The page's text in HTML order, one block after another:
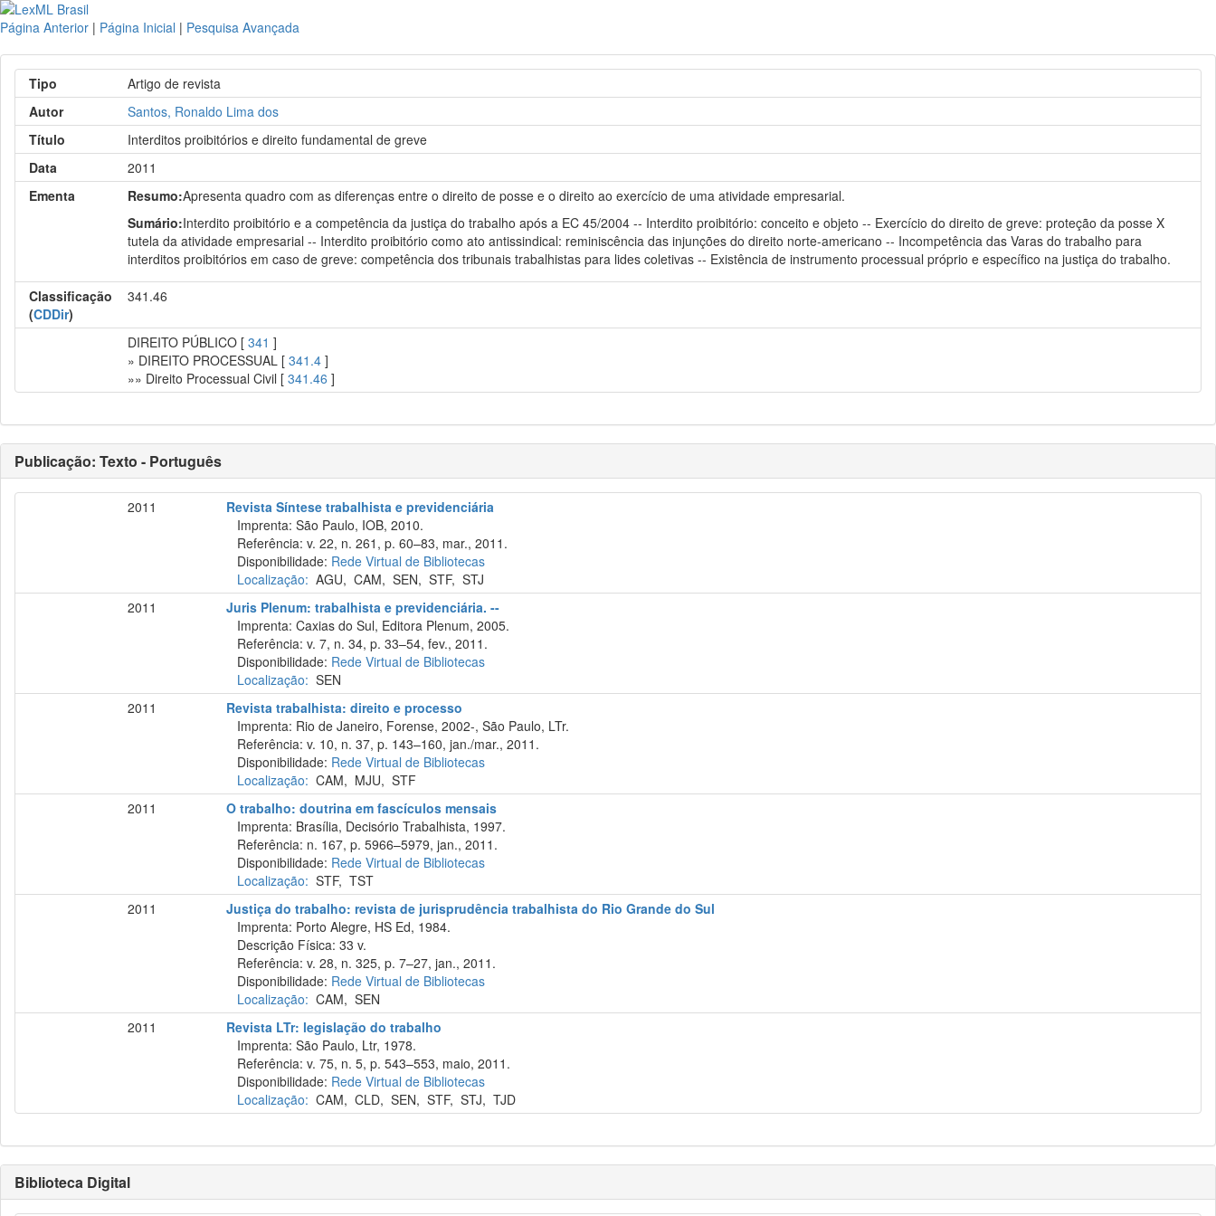
Página Anterior | Página Inicial | Pesquisa Avançada
Tipo
Artigo de revista
Autor
Santos, Ronaldo Lima dos
Título
Interditos proibitórios e direito fundamental de greve
Data
2011
Ementa
Resumo:Apresenta quadro com as diferenças entre o direito de posse e o direito ao exercício de uma atividade empresarial.
Sumário:Interdito proibitório e a competência da justiça do trabalho após a EC 45/2004 -- Interdito proibitório: conceito e objeto -- Exercício do direito de greve: proteção da posse X
tutela da atividade empresarial -- Interdito proibitório como ato antissindical: reminiscência das injunções do direito norte-americano -- Incompetência das Varas do trabalho para
interditos proibitórios em caso de greve: competência dos tribunais trabalhistas para lides coletivas -- Existência de instrumento processual próprio e específico na justiça do trabalho.
Classificação
(CDDir)
341.46
DIREITO PÚBLICO [341 ]
» DIREITO PROCESSUAL [341.4 ]
»» Direito Processual Civil [341.46 ]
Publicação: Texto - Português
2011
Revista Síntese trabalhista e previdenciária
Imprenta: São Paulo, IOB, 2010.
Referência: v. 22, n. 261, p. 60–83, mar., 2011.
Disponibilidade: Rede Virtual de Bibliotecas
Localização: AGU,CAM,SEN,STF,STJ
2011
Juris Plenum: trabalhista e previdenciária. --
Imprenta: Caxias do Sul, Editora Plenum, 2005.
Referência: v. 7, n. 34, p. 33–54, fev., 2011.
Disponibilidade: Rede Virtual de Bibliotecas
Localização: SEN
2011
Revista trabalhista: direito e processo
Imprenta: Rio de Janeiro, Forense, 2002-, São Paulo, LTr.
Referência: v. 10, n. 37, p. 143–160, jan./mar., 2011.
Disponibilidade: Rede Virtual de Bibliotecas
Localização: CAM, MJU,STF
2011
O trabalho: doutrina em fascículos mensais
Imprenta: Brasília, Decisório Trabalhista, 1997.
Referência: n. 167, p. 5966–5979, jan., 2011.
Disponibilidade: Rede Virtual de Bibliotecas
Localização: STF,TST
2011
Justiça do trabalho: revista de jurisprudência trabalhista do Rio Grande do Sul
Imprenta: Porto Alegre, HS Ed, 1984.
Descrição Física: 33 v.
Referência: v. 28, n. 325, p. 7–27, jan., 2011.
Disponibilidade: Rede Virtual de Bibliotecas
Localização: CAM,SEN
2011
Revista LTr: legislação do trabalho
Imprenta: São Paulo, Ltr, 1978.
Referência: v. 75, n. 5, p. 543–553, maio, 2011.
Disponibilidade: Rede Virtual de Bibliotecas
Localização: CAM,CLD,SEN,STF,STJ,TJD
Biblioteca Digital